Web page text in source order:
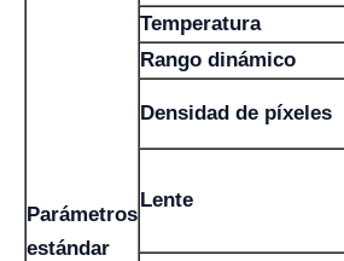
Parámetros
estándar
Temperatura
Rango dinámico
Densidad de píxeles
Lente